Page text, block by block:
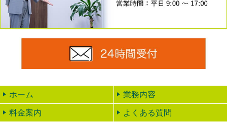
ホーム 業務内容
料金案内 よくある質問